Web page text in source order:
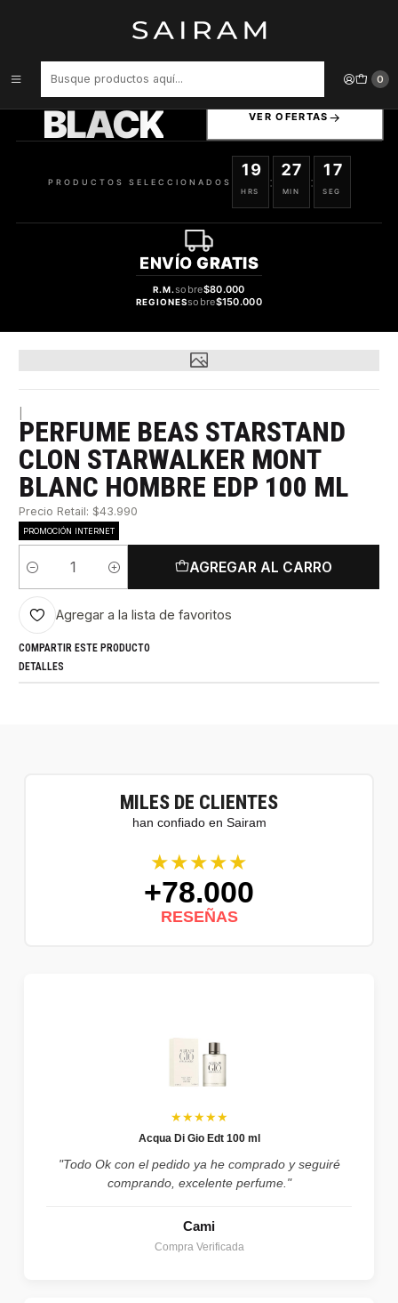
0
PERFUME BEAS STARSTAND CLON STARWALKER MONT BLANC
BLACK VER OFERTAS
PRODUCTOS SELECCIONADOS
19
HRS
:
27
MIN
:
16
SEG
ENVÍO GRATIS
R.M.sobre$80.000
REGIONESsobre$150.000
28%
PERFUME BEAS STARSTAND
CLON STARWALKER MONT
BLANC HOMBRE EDP 100 ML
Precio Retail: $43.990
PROMOCIÓN INTERNET
Cantidad
AGREGAR AL CARRO
Agregar a la lista de favoritos
COMPARTIR ESTE PRODUCTO
DETALLES
MILES DE CLIENTES
han confiado en Sairam
★★★★★
+78.000
RESEÑAS
★★★★★
Acqua Di Gio Edt 100 ml
"Todo Ok con el pedido ya he comprado y seguiré
comprando, excelente perfume."
Cami
Compra Verificada